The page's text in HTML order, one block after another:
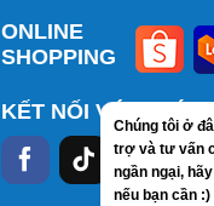
ONLINE
SHOPPING
KẾT NỐI VỚI CHÚNG
Chúng tôi ở
trợ và tư vấn
ngần ngại,
nếu bạn cần :)